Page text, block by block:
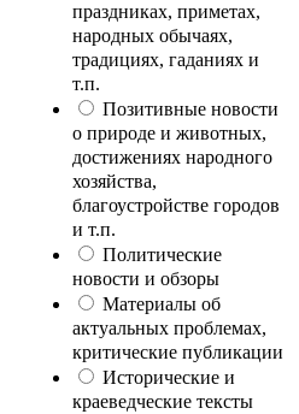
праздниках, приметах,
народных обычаях,
традициях, гаданиях и
т.п.
Позитивные новости
о природе и животных,
достижениях народного
хозяйства,
благоустройстве городов
и т.п.
Политические
новости и обзоры
Материалы об
актуальных проблемах,
критические публикации
Исторические и
краеведческие тексты